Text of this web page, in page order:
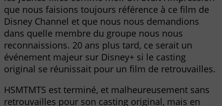
que nous faisions toujours référence à ce film de
Disney Channel et que nous nous demandions
dans quelle membre du groupe nous nous
reconnaissions. 20 ans plus tard, ce serait un
événement majeur sur Disney+ si le casting
original se réunissait pour un film de retrouvailles.
HSMTMTS est terminé, et malheureusement sans
retrouvailles pour son casting original, mais en